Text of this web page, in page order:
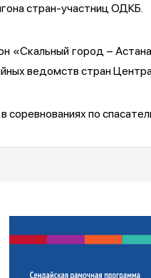
стран-участниц ОДКБ.
«Скальный город –
ведомств стран
по